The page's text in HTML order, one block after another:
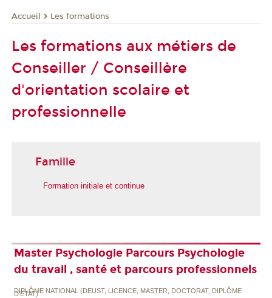
Accueil Les formations
Les formations aux métiers de
Conseiller / Conseillère
d'orientation scolaire et
professionnelle
Famille
Formation initiale et continue
Master Psychologie Parcours Psychologie
du travail , santé et parcours professionnels
DIPLÔME NATIONAL (DEUST, LICENCE, MASTER, DOCTORAT, DIPLÔME
D'ETAT)